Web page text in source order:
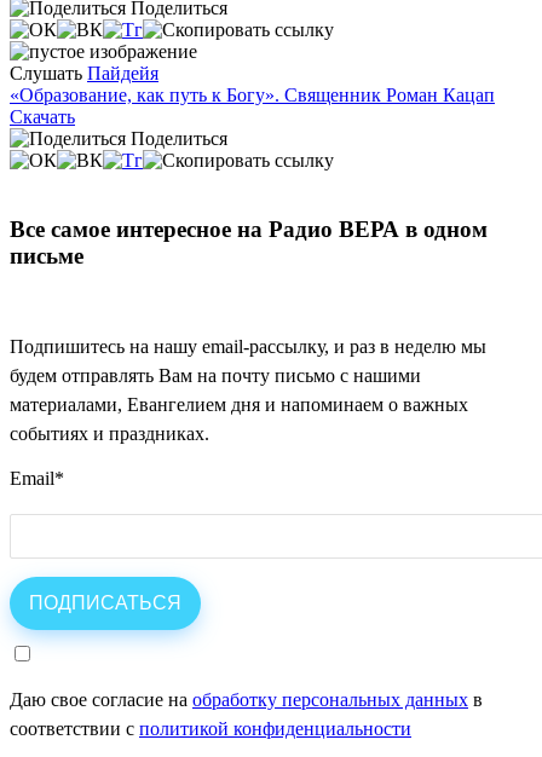
Поделиться
Слушать Пайдейя
«Образование, как путь к Богу». Священник Роман Кацап
Скачать
Поделиться
Все самое интересное на Радио ВЕРА в одном
письме
Подпишитесь на нашу email-рассылку, и раз в неделю мы
будем отправлять Вам на почту письмо с нашими
материалами, Евангелием дня и напоминаем о важных
событиях и праздниках.
Email*
Даю свое согласие на обработку персональных данных в
соответствии с политикой конфиденциальности